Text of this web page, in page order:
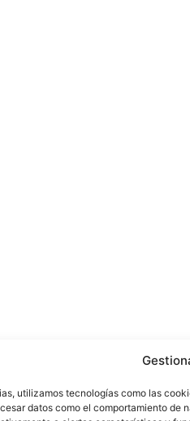
utilizamos tecnologías como las
datos como el comportamiento